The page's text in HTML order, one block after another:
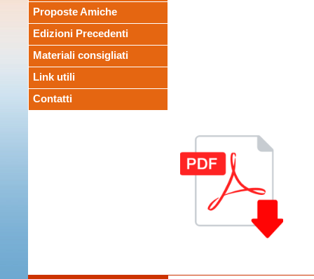
Proposte Amiche
Edizioni Precedenti
Materiali consigliati
Link utili
Contatti